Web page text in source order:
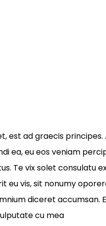
est ad graecis principes.
ea, eu eos veniam
Te vix solet consulatu
eu vis, sit nonumy
diceret accumsan.
cu mea